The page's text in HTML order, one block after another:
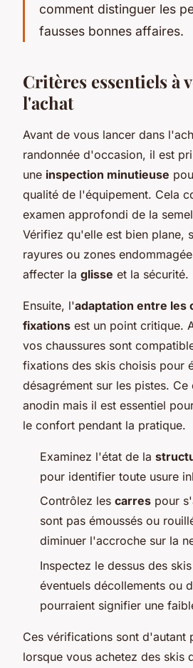
comment distinguer les
fausses bonnes affaires.
Critères essentiels à
l'achat
Avant de vous lancer dans
randonnée d'occasion, il est
une inspection minutieuse
qualité de l'équipement. Cela
examen approfondi de la
Vérifiez qu'elle est bien plane,
rayures ou zones
affecter la glisse et la sécurité.
Ensuite, l'adaptation entre les
fixations est un point critique.
vos chaussures sont
fixations des skis choisis pour
désagrément sur les pistes.
anodin mais il est essentiel
le confort pendant la pratique.
Examinez l'état de la
pour identifier toute usure
Contrôlez les carres pour
sont pas émoussés ou
diminuer l'accroche sur la
Inspectez le dessus des
éventuels décollements ou
pourraient signifier une
Ces vérifications sont d'autant
lorsque vous achetez des skis